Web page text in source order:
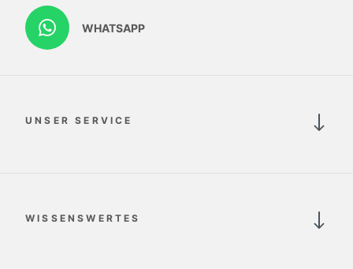
WHATSAPP
UNSER SERVICE
WISSENSWERTES